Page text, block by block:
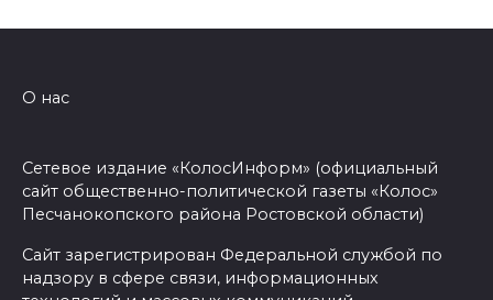
О нас
Сетевое издание «КолосИнформ» (официальный
сайт общественно-политической газеты «Колос»
Песчанокопского района Ростовской области)
Сайт зарегистрирован Федеральной службой по
надзору в сфере связи, информационных